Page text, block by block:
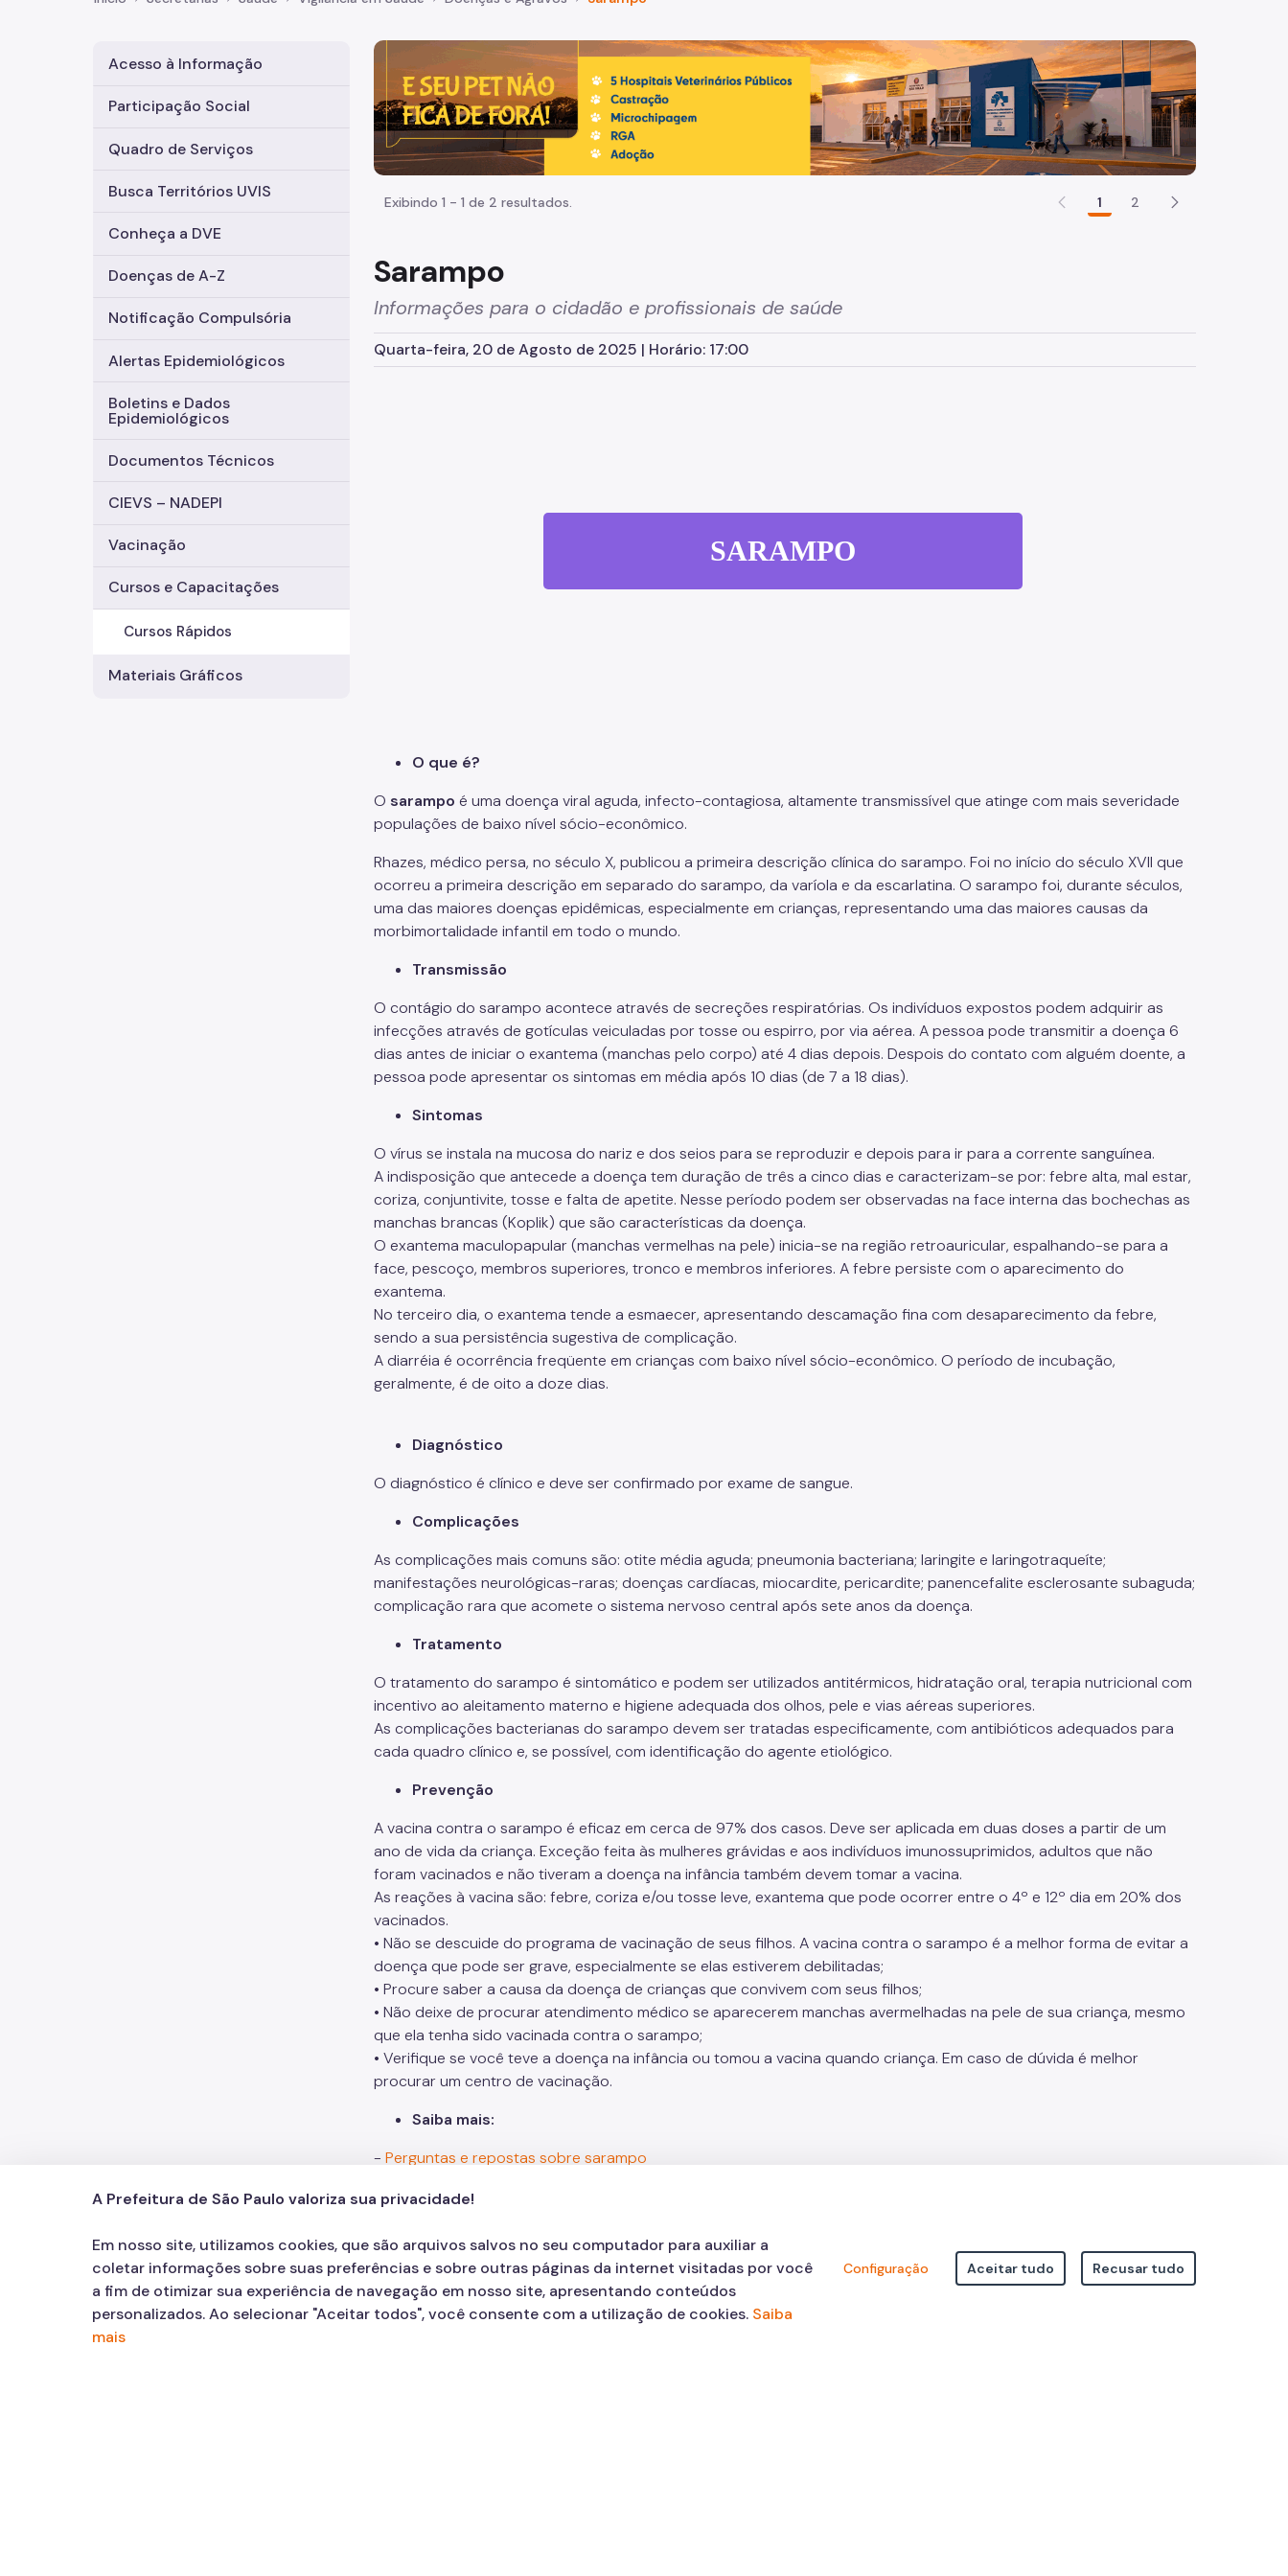
Acesso à Informação
Participação Social
Quadro de Serviços
Busca Territórios UVIS
Conheça a DVE
Doenças de A-Z
Notificação Compulsória
Alertas Epidemiológicos
Boletins e Dados
Epidemiológicos
Documentos Técnicos
CIEVS – NADEPI
Vacinação
Cursos e Capacitações
Cursos Rápidos
Materiais Gráficos
Imagem de um cachorro caramelo e uma gata rajada, olhando para a câmera . Os dizeres: EM SÃO PAULO, O CUIDADO É
Exibindo 1 - 1 de 2 resultados. 1 2
Sarampo
Informações para o cidadão e profissionais de saúde
Quarta-feira, 20 de Agosto de 2025 | Horário: 17:00
SARAMPO
O que é?
O sarampo é uma doença viral aguda, infecto-contagiosa, altamente transmissível que atinge com mais severidade
populações de baixo nível sócio-econômico.
Rhazes, médico persa, no século X, publicou a primeira descrição clínica do sarampo. Foi no início do século XVII que
ocorreu a primeira descrição em separado do sarampo, da varíola e da escarlatina. O sarampo foi, durante séculos,
uma das maiores doenças epidêmicas, especialmente em crianças, representando uma das maiores causas da
morbimortalidade infantil em todo o mundo.
Transmissão
O contágio do sarampo acontece através de secreções respiratórias. Os indivíduos expostos podem adquirir as
infecções através de gotículas veiculadas por tosse ou espirro, por via aérea. A pessoa pode transmitir a doença 6
dias antes de iniciar o exantema (manchas pelo corpo) até 4 dias depois. Despois do contato com alguém doente, a
pessoa pode apresentar os sintomas em média após 10 dias (de 7 a 18 dias).
Sintomas
O vírus se instala na mucosa do nariz e dos seios para se reproduzir e depois para ir para a corrente sanguínea.
A indisposição que antecede a doença tem duração de três a cinco dias e caracterizam-se por: febre alta, mal estar,
coriza, conjuntivite, tosse e falta de apetite. Nesse período podem ser observadas na face interna das bochechas as
manchas brancas (Koplik) que são características da doença.
O exantema maculopapular (manchas vermelhas na pele) inicia-se na região retroauricular, espalhando-se para a
face, pescoço, membros superiores, tronco e membros inferiores. A febre persiste com o aparecimento do
exantema.
No terceiro dia, o exantema tende a esmaecer, apresentando descamação fina com desaparecimento da febre,
sendo a sua persistência sugestiva de complicação.
A diarréia é ocorrência freqüente em crianças com baixo nível sócio-econômico. O período de incubação,
geralmente, é de oito a doze dias.
Diagnóstico
O diagnóstico é clínico e deve ser confirmado por exame de sangue.
Complicações
As complicações mais comuns são: otite média aguda; pneumonia bacteriana; laringite e laringotraqueíte;
manifestações neurológicas-raras; doenças cardíacas, miocardite, pericardite; panencefalite esclerosante subaguda;
complicação rara que acomete o sistema nervoso central após sete anos da doença.
Tratamento
O tratamento do sarampo é sintomático e podem ser utilizados antitérmicos, hidratação oral, terapia nutricional com
incentivo ao aleitamento materno e higiene adequada dos olhos, pele e vias aéreas superiores.
As complicações bacterianas do sarampo devem ser tratadas especificamente, com antibióticos adequados para
cada quadro clínico e, se possível, com identificação do agente etiológico.
Prevenção
A vacina contra o sarampo é eficaz em cerca de 97% dos casos. Deve ser aplicada em duas doses a partir de um
ano de vida da criança. Exceção feita às mulheres grávidas e aos indivíduos imunossuprimidos, adultos que não
foram vacinados e não tiveram a doença na infância também devem tomar a vacina.
As reações à vacina são: febre, coriza e/ou tosse leve, exantema que pode ocorrer entre o 4º e 12º dia em 20% dos
vacinados.
• Não se descuide do programa de vacinação de seus filhos. A vacina contra o sarampo é a melhor forma de evitar a
doença que pode ser grave, especialmente se elas estiverem debilitadas;
• Procure saber a causa da doença de crianças que convivem com seus filhos;
• Não deixe de procurar atendimento médico se aparecerem manchas avermelhadas na pele de sua criança, mesmo
que ela tenha sido vacinada contra o sarampo;
• Verifique se você teve a doença na infância ou tomou a vacina quando criança. Em caso de dúvida é melhor
procurar um centro de vacinação.
Saiba mais:
- Perguntas e repostas sobre sarampo
- Recomendações para não transmitir sarampo
- Recommendations to prevent measles transmission (En)
A Prefeitura de São Paulo valoriza sua privacidade!
Em nosso site, utilizamos cookies, que são arquivos salvos no seu computador para auxiliar a
coletar informações sobre suas preferências e sobre outras páginas da internet visitadas por você
a fim de otimizar sua experiência de navegação em nosso site, apresentando conteúdos
personalizados. Ao selecionar "Aceitar todos", você consente com a utilização de cookies. Saiba
mais
Configuração Aceitar tudo Recusar tudo